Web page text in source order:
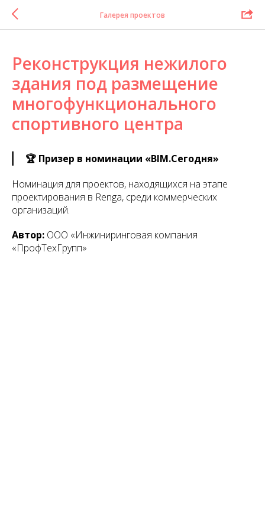
Галерея проектов
Реконструкция нежилого
здания под размещение
многофункционального
спортивного центра
🏆 Призер в номинации «BIM.Сегодня»
Номинация для проектов, находящихся на этапе
проектирования в Renga, среди коммерческих
организаций.
Автор: ООО «Инжиниринговая компания
«ПрофТехГрупп»